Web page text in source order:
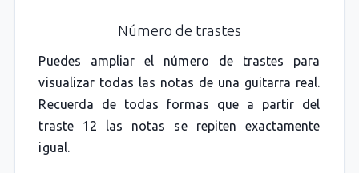
Número de trastes
Puedes ampliar el número de trastes para
visualizar todas las notas de una guitarra real.
Recuerda de todas formas que a partir del
traste 12 las notas se repiten exactamente
igual.